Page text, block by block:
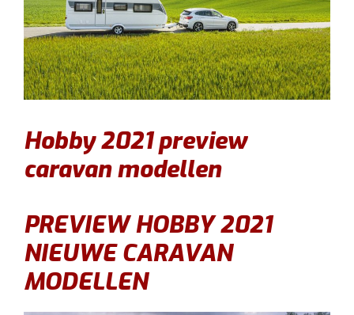
Hobby 2021 preview
caravan modellen
PREVIEW HOBBY 2021
NIEUWE CARAVAN
MODELLEN